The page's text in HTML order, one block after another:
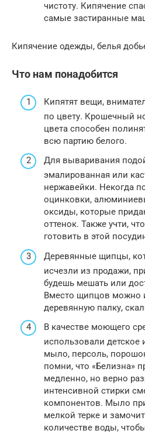
чистоту. Кипячение
самые застиранные
Кипячение одежды, белья
Что нам понадобится
Кипятят вещи,
по цвету. Крошечный
цвета способен
всю партию белого.
Для вываривания
эмалированная или
нержавейки. Некогда
оцинковки,
оксиды, которые
оттенок. Также учти,
готовить в этой
Деревянные щипцы,
исчезли из продажи,
будешь мешать или
Вместо щипцов можно
деревянную палку,
В качестве моющего
использовали детское
мыло, персоль,
помни, что «Белизна»
медленно, но верно
интенсивной стирки
компонентов. Мыло
мелкой терке и
количестве воды,